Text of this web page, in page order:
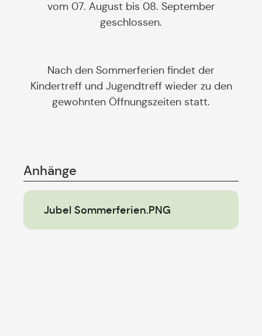
vom 07. August bis 08. September
geschlossen.
Nach den Sommerferien findet der
Kindertreff und Jugendtreff wieder zu den
gewohnten Öffnungszeiten statt.
Anhänge
Jubel Sommerferien.PNG